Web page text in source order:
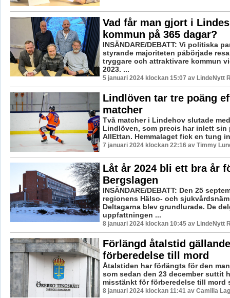
Vad får man gjort i
kommun på 365 dagar?
INSÄNDARE/DEBATT: Vi politiska
styrande majoriteten påbörjade
tryggare och attraktivare kommun
2023. ...
5 januari 2024 klockan 15:07 av LindeNytt
Lindlöven tar tre poäng
matcher
Två matcher i Lindehov slutade
Lindlöven, som precis har inlett sin
AllEttan. Hemmalaget fick en tung
7 januari 2024 klockan 22:16 av Timmy
Låt år 2024 bli ett bra år
Bergslagen
INSÄNDARE/DEBATT: Den 25
regionens Hälso- och
Deltagarna blev grundlurade. De
uppfattningen ...
8 januari 2024 klockan 10:45 av LindeNytt
Förlängd åtalstid gällande
förberedelse till mord
Åtalstiden har förlängts för den
som sedan den 23 december suttit
misstänkt för förberedelse till mord
8 januari 2024 klockan 11:41 av Camilla